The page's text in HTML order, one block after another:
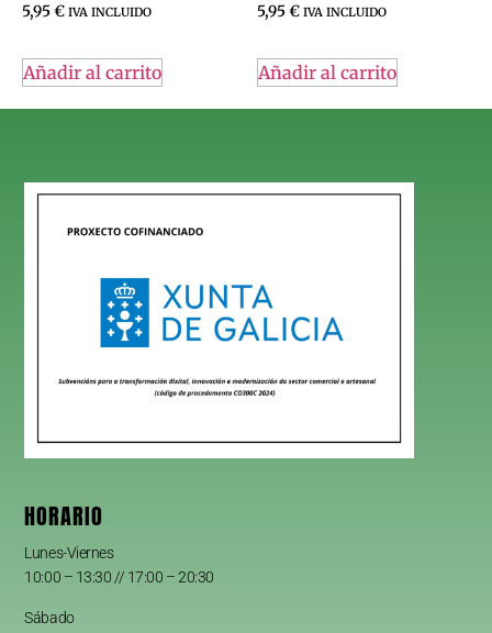
5,95€ IVA INCLUIDO
Añadir al carrito
5,95€ IVA INCLUIDO
Añadir al carrito
HORARIO
Lunes-Viernes
10:00 – 13:30 // 17:00 – 20:30
Sábado